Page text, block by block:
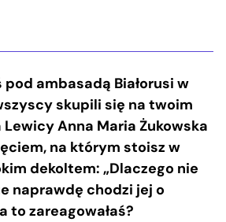
pod ambasadą Białorusi w
skupili się na twoim
Lewicy Anna Maria Żukowska
na którym stoisz w
dekoltem: „Dlaczego nie
naprawdę chodzi jej o
to zareagowałaś?